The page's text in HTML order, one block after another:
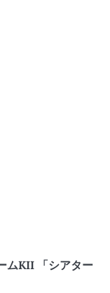
ムKII 「シアター